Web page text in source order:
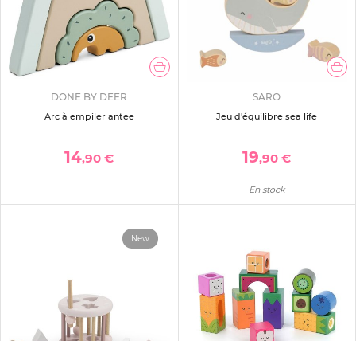
DONE BY DEER
Arc à empiler antee
14,90 €
SARO
Jeu d'équilibre sea life
19,90 €
En stock
New